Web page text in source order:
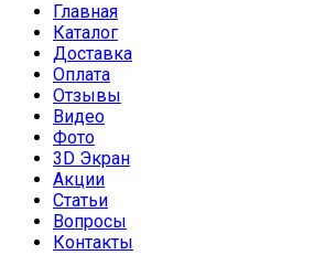
Главная
Каталог
Доставка
Оплата
Отзывы
Видео
Фото
3D Экран
Акции
Статьи
Вопросы
Контакты